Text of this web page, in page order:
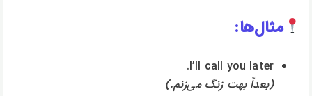
مثال‌ها:
I’ll call you later.
(بعداً بهت زنگ می‌زنم.)